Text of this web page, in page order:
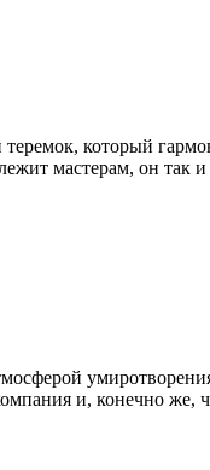
который
мастерам, он так
и, конечно